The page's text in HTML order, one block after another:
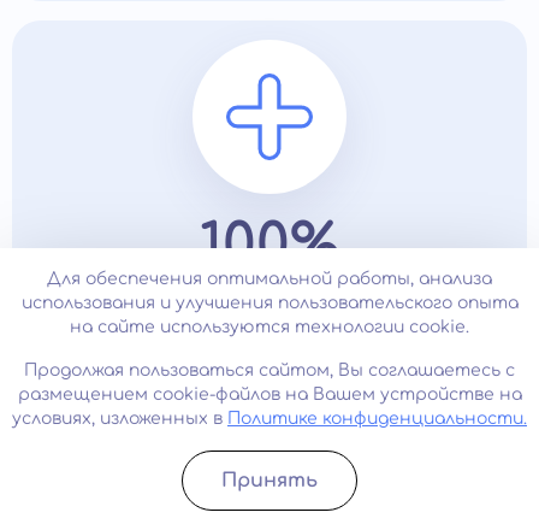
100%
Анонимность
Наши врачи Все врачи
Записатьcя
Для обеспечения оптимальной работы, анализа
использования и улучшения пользовательского опыта
на сайте используются технологии cookie.
Продолжая пользоваться сайтом, Вы соглашаетесь с
размещением cookie-файлов на Вашем устройстве на
условиях, изложенных в
Политике конфиденциальности.
Принять